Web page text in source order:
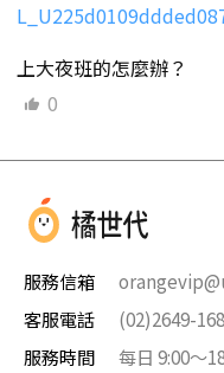
上大夜班的怎麼辦？
0
服務信箱
客服電話
(02)2649-
服務時間
每日 9:00～